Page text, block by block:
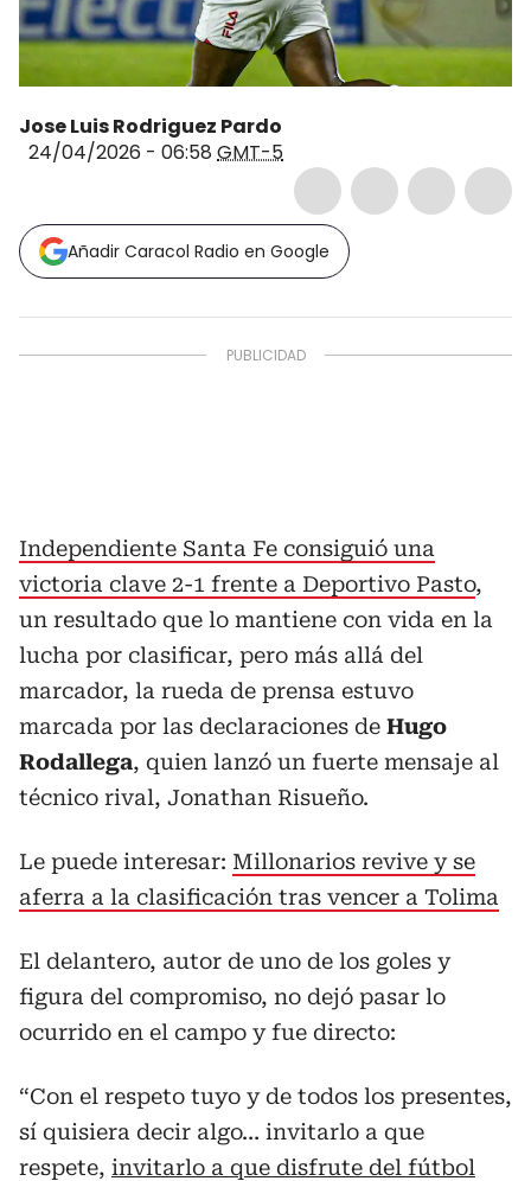
Jose Luis Rodriguez Pardo
24/04/2026 - 06:58 GMT-5
Añadir Caracol Radio en Google
Independiente Santa Fe consiguió una
victoria clave 2-1 frente a Deportivo Pasto,
un resultado que lo mantiene con vida en la
lucha por clasificar, pero más allá del
marcador, la rueda de prensa estuvo
marcada por las declaraciones de Hugo
Rodallega, quien lanzó un fuerte mensaje al
técnico rival, Jonathan Risueño.
Le puede interesar: Millonarios revive y se
aferra a la clasificación tras vencer a Tolima
El delantero, autor de uno de los goles y
figura del compromiso, no dejó pasar lo
ocurrido en el campo y fue directo:
“Con el respeto tuyo y de todos los presentes,
sí quisiera decir algo… invitarlo a que
respete, invitarlo a que disfrute del fútbol